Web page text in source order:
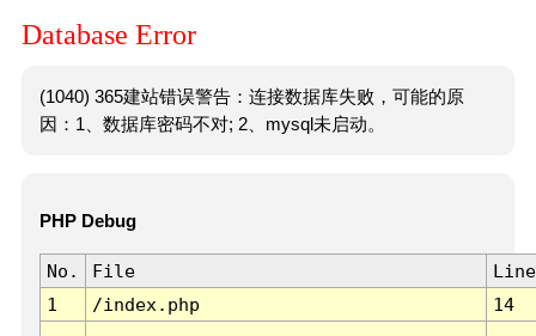
Database Error
(1040) 365建站错误警告：连接数据库失败，可能的原
因：1、数据库密码不对; 2、mysql未启动。
PHP Debug
No. File
Line
1
/index.php 14